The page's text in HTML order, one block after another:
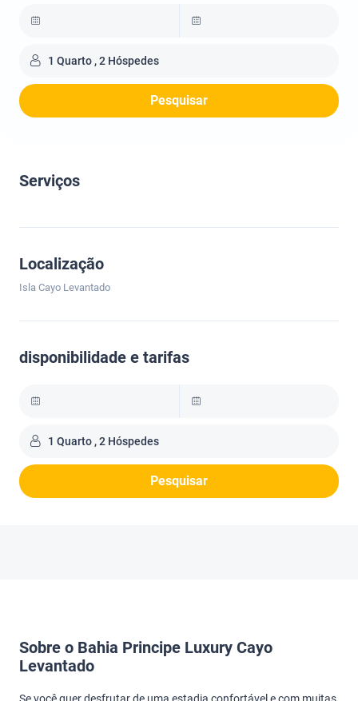
1 Quarto , 2 Hóspedes
Pesquisar
Serviços
Localização
Isla Cayo Levantado
disponibilidade e tarifas
1 Quarto , 2 Hóspedes
Pesquisar
Sobre o Bahia Principe Luxury Cayo
Levantado